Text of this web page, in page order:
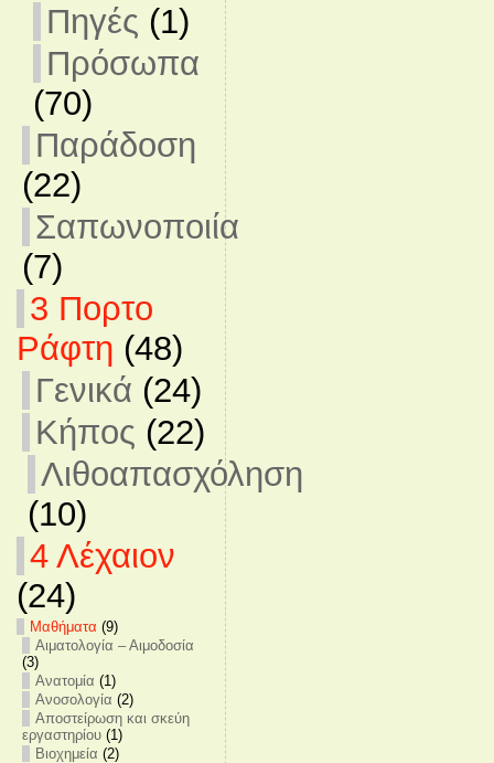
Πηγές (1)
Πρόσωπα
(70)
Παράδοση
(22)
Σαπωνοποιία
(7)
3 Πορτο
Ράφτη (48)
Γενικά (24)
Κήπος (22)
Λιθοαπασχόληση
(10)
4 Λέχαιον
(24)
Mαθήματα (9)
Αιματολογία – Αιμοδοσία
(3)
Ανατομία (1)
Ανοσολογία (2)
Αποστείρωση και σκεύη
εργαστηρίου(1)
Βιοχημεία (2)